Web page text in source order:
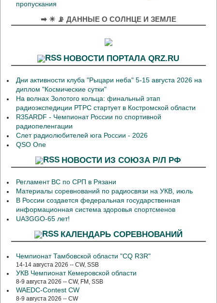
пропускания
➡ ☀ 📡 ДАННЫЕ О СОЛНЦЕ И ЗЕМЛЕ
НОВОСТИ ПОРТАЛА QRZ.RU
Дни активности клуба "Рыцари неба" 5-15 августа 2026 на
диплом "Космические сутки"
На волнах Золотого кольца: финальный этап
радиоэкспедиции РТРС стартует в Костромской области
R35ARDF - Чемпионат России по спортивной
радиопеленгации
Слет радиолюбителей юга России - 2026
QSO One
НОВОСТИ ИЗ СОЮЗА Р/Л РФ
Регламент ВС по СРП в Рязани
Материалы соревнований по радиосвязи на УКВ, июль
В России создается федеральная государственная
информационная система здоровья спортсменов
UA3GGO-65 лет!
КАЛЕНДАРЬ СОРЕВНОВАНИЙ
Чемпионат Тамбовской области "CQ R3R"
14-14 августа 2026 -- CW, SSB
УКВ Чемпионат Кемеровской области
8-9 августа 2026 -- CW, FM, SSB
WAEDC-Contest CW
8-9 августа 2026 -- CW